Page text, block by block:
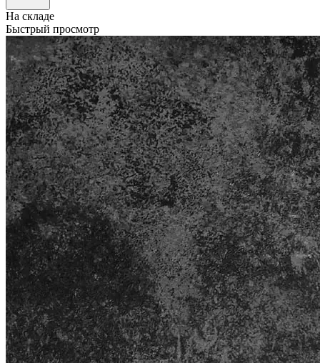
На складе
Быстрый просмотр